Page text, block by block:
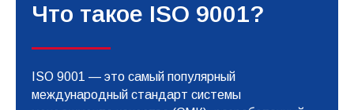
Что такое ISO 9001?
ISO 9001 — это самый популярный
международный стандарт системы